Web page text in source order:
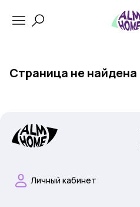
Страница не найдена
Личный кабинет